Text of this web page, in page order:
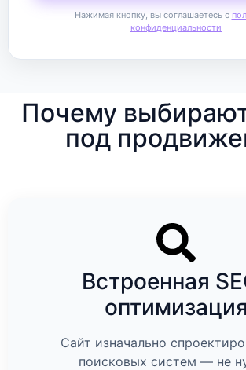
Нажимая кнопку, вы соглашаетесь с
конфиденциальности
Почему
под
Встроенная
оптимизация
Сайт изначально
поисковых систем — не